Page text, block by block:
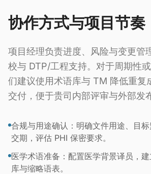
协作方式与项目节奏
项目经理负责进度、风险与变更管
校与 DTP/工程支持。对于周期性
们建议使用术语库与 TM 降低重复
交付，便于贵司内部评审与外部发
合规与用途确认：明确文件用途、目
交期，评估 PHI 保密要求。
医学术语准备：配置医学背景译员，
库与缩略语表。